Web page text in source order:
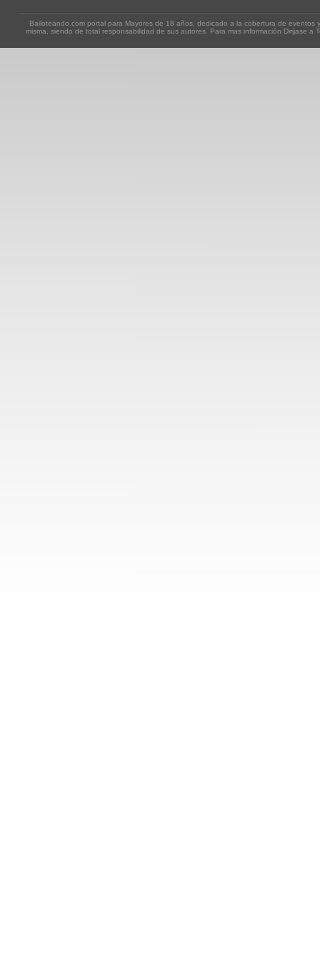
Bailoteando.com portal para Mayores de 18 años, dedicado a la cobertura de
misma, siendo de total responsabilidad de sus autores. Para mas información Dirijase a